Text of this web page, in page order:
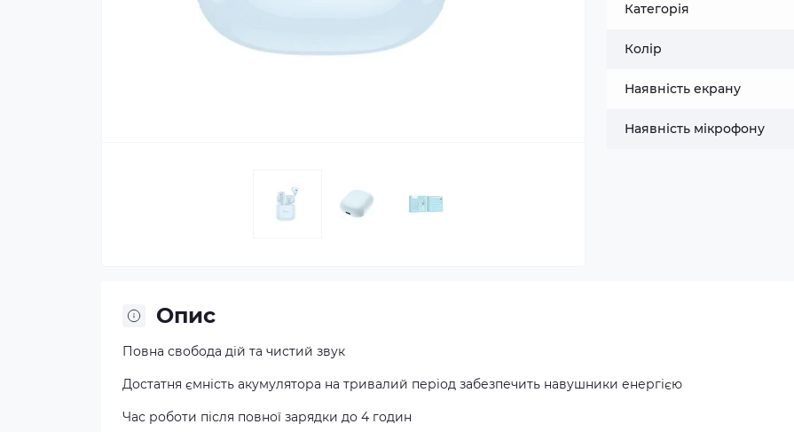
Категорія
Колір
Наявність екрану
Наявність мікрофону
Опис
Повна свобода дій та чистий звук
Достатня ємність акумулятора на тривалий період забезпечить навушники енергією
Час роботи після повної зарядки до 4 годин